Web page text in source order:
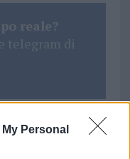
Personal
reale?
telegram di